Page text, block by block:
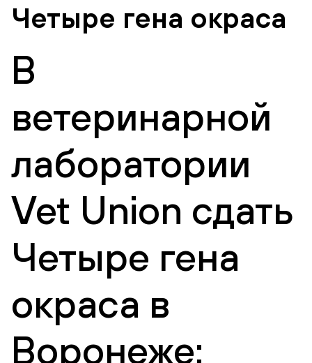
Четыре гена окраса
В
ветеринарной
лаборатории
Vet Union сдать
Четыре гена
окраса в
Воронеже: